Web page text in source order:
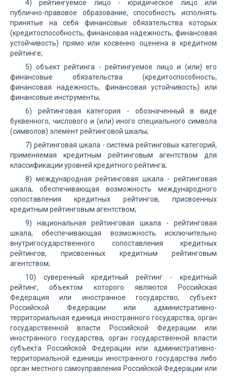
4) рейтингуемое лицо - юридическое лицо или
публично-правовое образование, способность исполнять
принятые на себя финансовые обязательства которых
(кредитоспособность, финансовая надежность, финансовая
устойчивость) прямо или косвенно оценена в кредитном
рейтинге;
5) объект рейтинга - рейтингуемое лицо и (или) его
финансовые обязательства (кредитоспособность,
финансовая надежность, финансовая устойчивость) или
финансовые инструменты;
6) рейтинговая категория - обозначенный в виде
буквенного, числового и (или) иного специального символа
(символов) элемент рейтинговой шкалы;
7) рейтинговая шкала - система рейтинговых категорий,
применяемая кредитным рейтинговым агентством для
классификации уровней кредитного рейтинга;
8) международная рейтинговая шкала - рейтинговая
шкала, обеспечивающая возможность международного
сопоставления кредитных рейтингов, присвоенных
кредитным рейтинговым агентством;
9) национальная рейтинговая шкала - рейтинговая
шкала, обеспечивающая возможность исключительно
внутригосударственного сопоставления кредитных
рейтингов, присвоенных кредитным рейтинговым
агентством;
10) суверенный кредитный рейтинг - кредитный
рейтинг, объектом которого являются Российская
Федерация или иностранное государство, субъект
Российской Федерации или административно-
территориальная единица иностранного государства, орган
государственной власти Российской Федерации или
иностранного государства, орган государственной власти
субъекта Российской Федерации или административно-
территориальной единицы иностранного государства либо
орган местного самоуправления Российской Федерации или